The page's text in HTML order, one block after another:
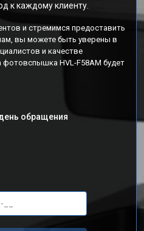
к каждому клиенту.
и стремимся предоставить
вы можете быть уверены в
и качестве
HVL-F58AM будет
обращения